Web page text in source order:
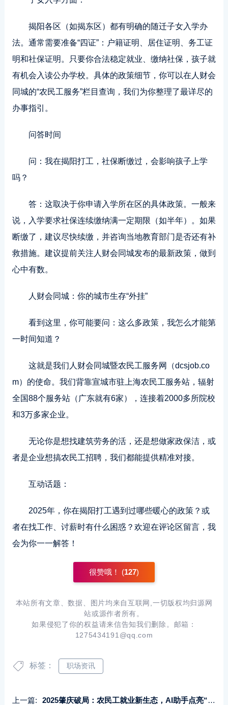
揭阳各区（如揭东区）都有明确的随迁子女入学办
法。通常需要准备“四证”：户籍证明、居住证明、务工证
明和社保证明。只要你合法稳定就业、缴纳社保，孩子就
有机会入读公办学校。具体的政策细节，你可以在人财会
同城的“农民工服务”栏目查询，我们为你整理了最详尽的
办事指引。
问答时间
问：我在揭阳打工，社保断缴过，会影响孩子上学
吗？
答：这取决于你申请入学所在区的具体政策。一般来
说，入学要求社保连续缴纳满一定期限（如半年）。如果
断缴了，建议尽快续缴，并咨询当地教育部门是否还有补
救措施。建议提前关注人财会同城发布的最新政策，做到
心中有数。
人财会同城：你的城市生存“外挂”
看到这里，你可能要问：这么多政策，我怎么才能第
一时间知道？
这就是我们人财会同城暨农民工服务网（dcsjob.co
m）的使命。我们背靠宣城市驻上海农民工服务站，辐射
全国88个服务站（广东就有6家），连接着2000多所院校
和3万多家企业。
无论你是想找建筑劳务的活，还是想做家政保洁，或
者是企业想搞农民工招聘，我们都能提供精准对接。
互动话题：
2025年，你在揭阳打工遇到过哪些暖心的政策？或
者在找工作、讨薪时有什么困惑？欢迎在评论区留言，我
会为你一一解答！
很赞哦！ (127)
本站所有文章、数据、图片均来自互联网,一切版权均归源网
站或源作者所有。
如果侵犯了你的权益请来信告知我们删除。邮箱：
1275434191@qq.com
标签： 职场资讯
上一篇:
2025肇庆破局：农民工就业新生态，AI助手点亮“人财会同城”人财会同温暖之路